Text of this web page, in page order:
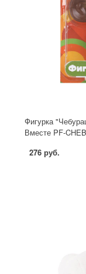
Фигурка
Вместе PF-
276 руб.